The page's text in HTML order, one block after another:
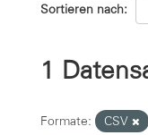
Sortieren nach
1
Formate: CSV